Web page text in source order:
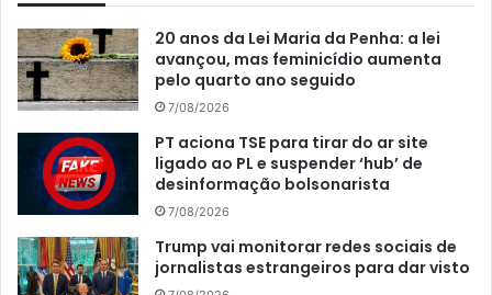
20 anos da Lei Maria da Penha: a lei
avançou, mas feminicídio aumenta
pelo quarto ano seguido
7/08/2026
PT aciona TSE para tirar do ar site
ligado ao PL e suspender ‘hub’ de
desinformação bolsonarista
7/08/2026
Trump vai monitorar redes sociais de
jornalistas estrangeiros para dar visto